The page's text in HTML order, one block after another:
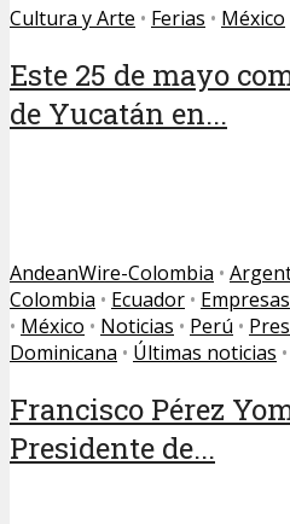
Cultura y Arte • Ferias • México
Este 25 de mayo
de Yucatán en...
AndeanWire-Colombia •
Colombia • Ecuador • Empresas
• México • Noticias • Perú •
Dominicana • Últimas noticias •
Francisco Pérez
Presidente de...